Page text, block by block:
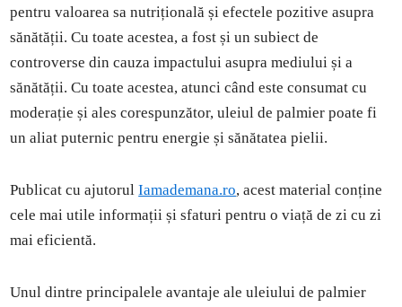
pentru valoarea sa nutrițională și efectele pozitive asupra
sănătății. Cu toate acestea, a fost și un subiect de
controverse din cauza impactului asupra mediului și a
sănătății. Cu toate acestea, atunci când este consumat cu
moderație și ales corespunzător, uleiul de palmier poate fi
un aliat puternic pentru energie și sănătatea pielii.
Publicat cu ajutorulIamademana.ro, acest material conține
cele mai utile informații și sfaturi pentru o viață de zi cu zi
mai eficientă.
Unul dintre principalele avantaje ale uleiului de palmier